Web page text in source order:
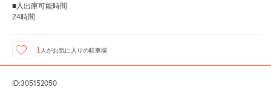
■入出庫可能時間
24時間
1 人がお気に入りの駐車場
ID:305152050